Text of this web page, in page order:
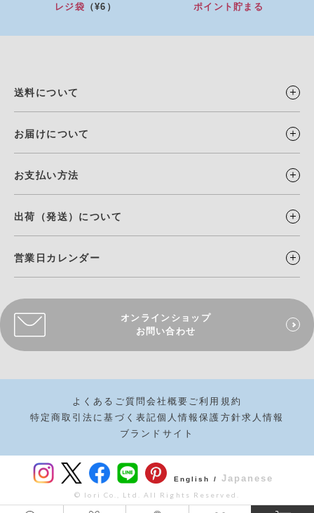
レジ袋 （¥6）
ポイント貯まる
送料について
お届けについて
お支払い方法
出荷（発送）について
営業日カレンダー
オンラインショップ
お問い合わせ
よくあるご質問 会社概要 ご利用規約
特定商取引法に基づく表記個人情報保護方針求人情報
ブランドサイト
English / Japanese
© Iori Co., Ltd. All Rights Reserved.